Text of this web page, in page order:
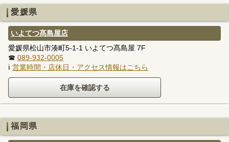
愛媛県
いよてつ髙島屋店
愛媛県松山市湊町5-1-1 いよてつ髙島屋 7F
☎ 089-932-0005
ℹ 営業時間・店休日・アクセス情報はこちら
福岡県